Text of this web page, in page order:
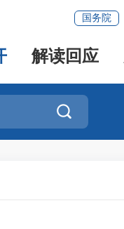
国务院
解读回应
